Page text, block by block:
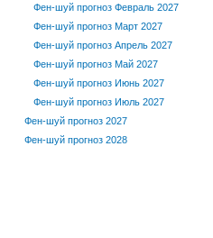
Фен-шуй прогноз Февраль 2027
Фен-шуй прогноз Март 2027
Фен-шуй прогноз Апрель 2027
Фен-шуй прогноз Май 2027
Фен-шуй прогноз Июнь 2027
Фен-шуй прогноз Июль 2027
Фен-шуй прогноз 2027
Фен-шуй прогноз 2028